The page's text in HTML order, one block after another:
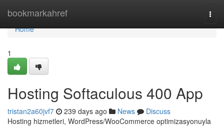
bookmarkahref
Home
Home
1
Hosting Softaculous 400 App
tristan2a60jvf7 239 days ago News
Discuss
Hosting hizmetleri, WordPress/WooCommerce optimizasyonuyla